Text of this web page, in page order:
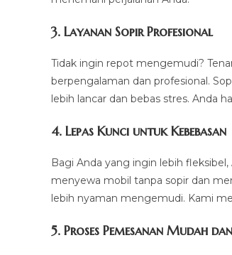
3. Layanan Sopir Profesional
Tidak ingin repot mengemudi?
berpengalaman dan profesional.
lebih lancar dan bebas stres. Anda
4. Lepas Kunci untuk Kebebasan
Bagi Anda yang ingin lebih
menyewa mobil tanpa sopir dan
lebih nyaman mengemudi. Kami
5. Proses Pemesanan Mudah